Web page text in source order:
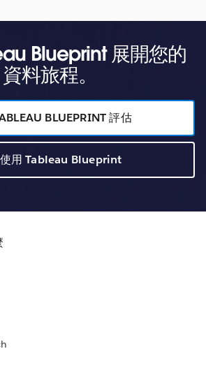
Blueprint 展開您的
資料旅程。
BLUEPRINT 評估
用 Tableau Blueprint